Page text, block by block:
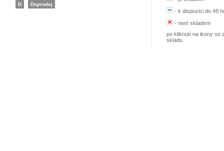
D Doprodej
-k dispozici do 48
-není skladem
po kliknutí na ikony se
skladu